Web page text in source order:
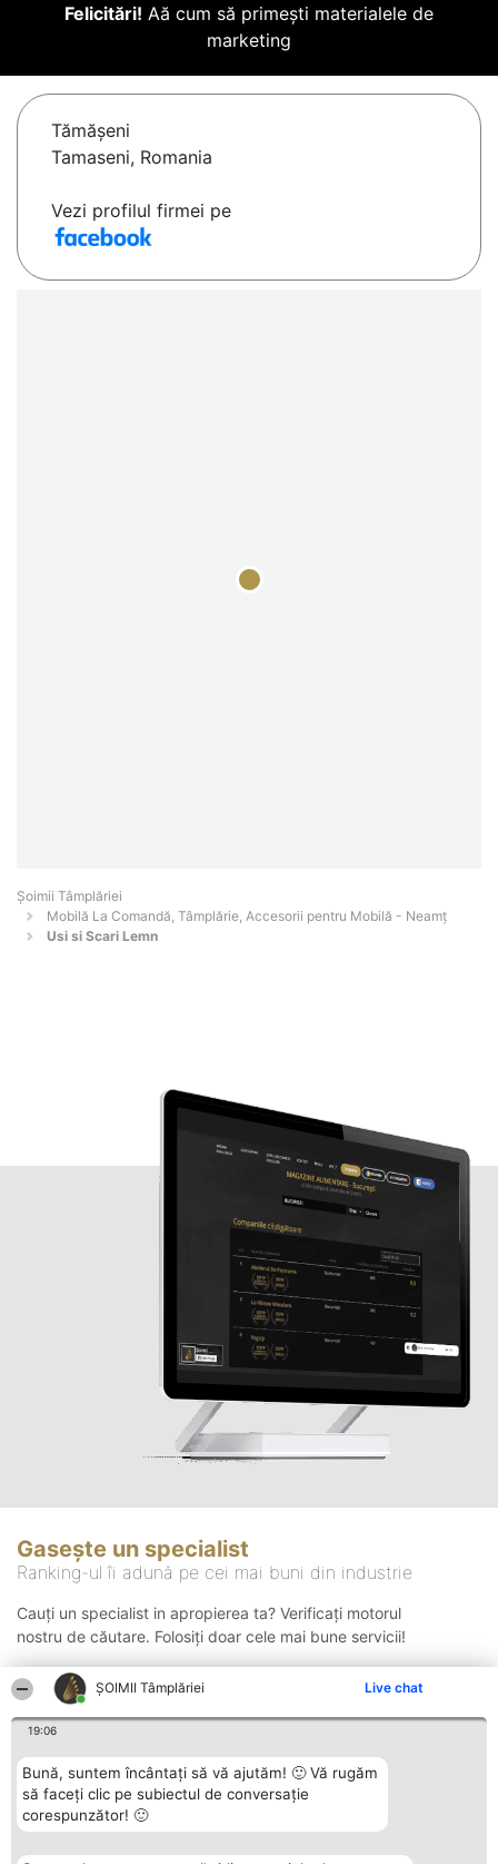
ȘOIMII Tâmplăriei Live chat
19:06
Bună, suntem încântați să vă ajutăm! 🙂 Vă rugăm
să faceți clic pe subiectul de conversație
corespunzător! 🙂
Felicitări! Aă cum să primești materialele de
marketing
Tămăşeni
Tamaseni, Romania
Vezi profilul firmei pe
Șoimii Tâmplăriei
Mobilă La Comandă, Tâmplărie, Accesorii pentru Mobilă - Neamţ
Usi si Scari Lemn
Gasește un specialist
Ranking-ul îi adună pe cei mai buni din industrie
Cauți un specialist in apropierea ta? Verificați motorul
nostru de căutare. Folosiți doar cele mai bune servicii!